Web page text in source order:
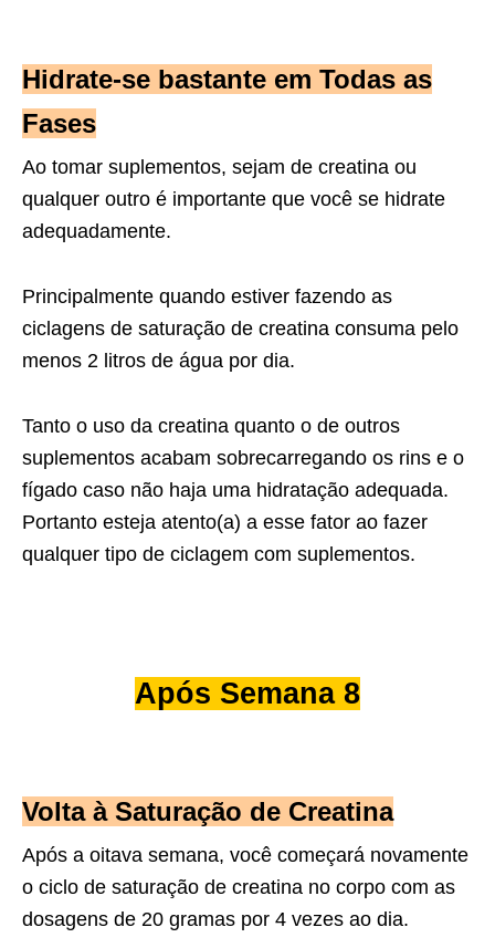
Hidrate-se bastante em Todas as
Fases
Ao tomar suplementos, sejam de creatina ou
qualquer outro é importante que você se hidrate
adequadamente.
Principalmente quando estiver fazendo as
ciclagens de saturação de creatina consuma pelo
menos 2 litros de água por dia.
Tanto o uso da creatina quanto o de outros
suplementos acabam sobrecarregando os rins e o
fígado caso não haja uma hidratação adequada.
Portanto esteja atento(a) a esse fator ao fazer
qualquer tipo de ciclagem com suplementos.
Após Semana 8
Volta à Saturação de Creatina
Após a oitava semana, você começará novamente
o ciclo de saturação de creatina no corpo com as
dosagens de 20 gramas por 4 vezes ao dia.